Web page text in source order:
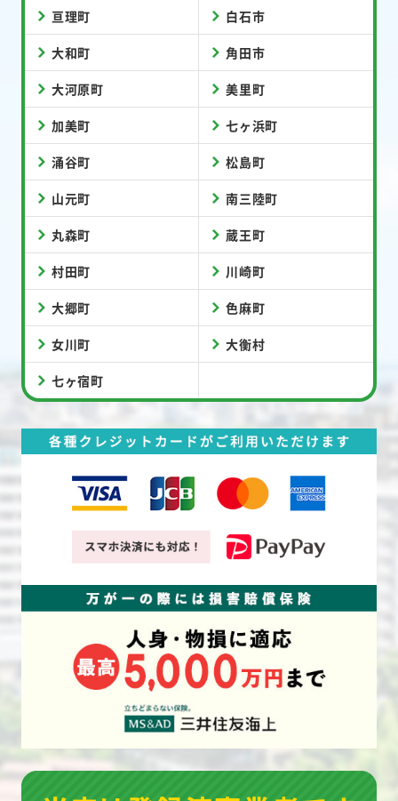
亘理町 白石市
大和町 角田市
大河原町 美里町
加美町 七ヶ浜町
涌谷町 松島町
山元町 南三陸町
丸森町 蔵王町
村田町 川崎町
大郷町 色麻町
女川町 大衡村
七ヶ宿町